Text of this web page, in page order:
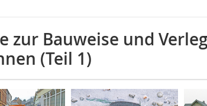
zur Bauweise und
(Teil 1)